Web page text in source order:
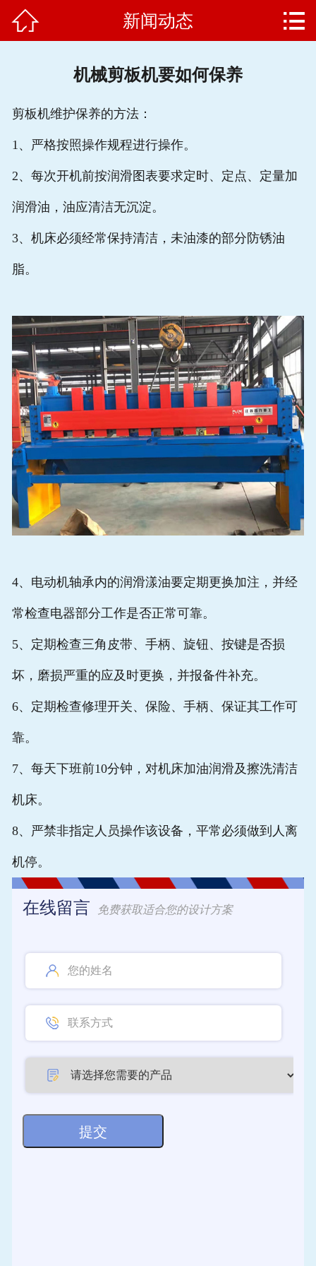
售后服务
 新闻动态 
机械剪板机要如何保养
剪板机维护保养的方法：
1、严格按照操作规程进行操作。
2、每次开机前按润滑图表要求定时、定点、定量加
润滑油，油应清洁无沉淀。
3、机床必须经常保持清洁，未油漆的部分防锈油
脂。
4、电动机轴承内的润滑漾油要定期更换加注，并经
常检查电器部分工作是否正常可靠。
5、定期检查三角皮带、手柄、旋钮、按键是否损
坏，磨损严重的应及时更换，并报备件补充。
6、定期检查修理开关、保险、手柄、保证其工作可
靠。
7、每天下班前10分钟，对机床加油润滑及擦洗清洁
机床。
8、严禁非指定人员操作该设备，平常必须做到人离
机停。
在线留言 免费获取适合您的设计方案